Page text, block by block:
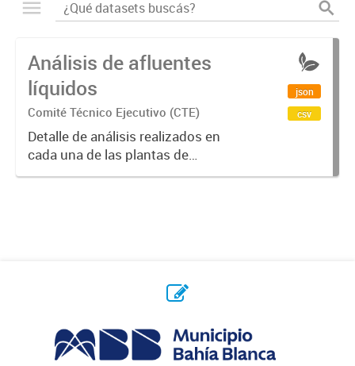
Análisis de afluentes
líquidos
Comité Técnico Ejecutivo (CTE)
Detalle de análisis realizados en
cada una de las plantas de
afluentes líquidos por año.
json
csv